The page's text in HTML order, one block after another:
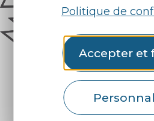
Politique de
Accepter et